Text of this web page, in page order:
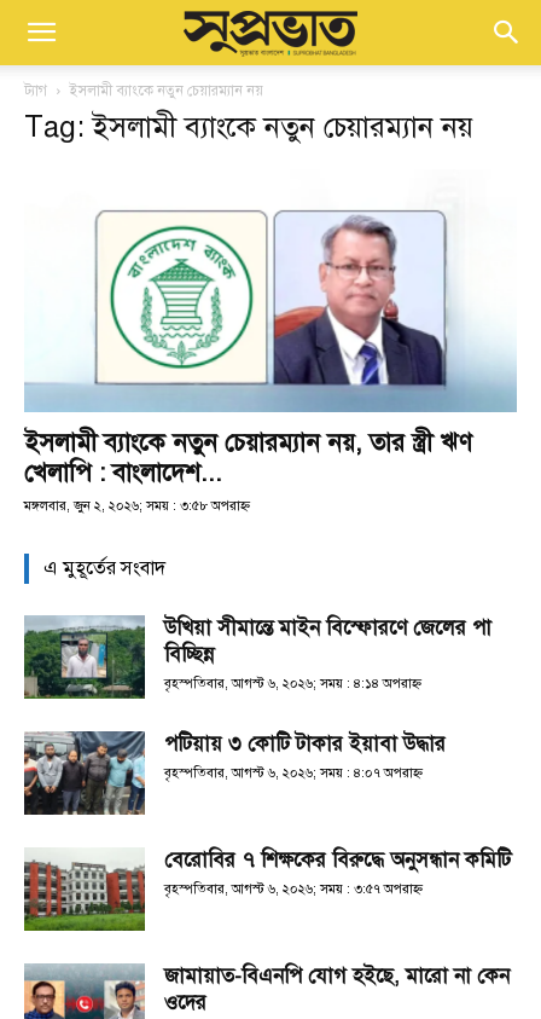
ট্যাগ ইসলামী ব্যাংকে নতুন চেয়ারম্যান নয়
Tag: ইসলামী ব্যাংকে নতুন চেয়ারম্যান নয়
ইসলামী ব্যাংকে নতুন চেয়ারম্যান নয়, তার স্ত্রী ঋণ
খেলাপি : বাংলাদেশ...
মঙ্গলবার, জুন ২, ২০২৬; সময় : ৩:৫৮ অপরাহ্ণ
এ মুহূর্তের সংবাদ
উখিয়া সীমান্তে মাইন বিস্ফোরণে জেলের পা
বিচ্ছিন্ন
বৃহস্পতিবার, আগস্ট ৬, ২০২৬; সময় : ৪:১৪ অপরাহ্ণ
পটিয়ায় ৩ কোটি টাকার ইয়াবা উদ্ধার
বৃহস্পতিবার, আগস্ট ৬, ২০২৬; সময় : ৪:০৭ অপরাহ্ণ
বেরোবির ৭ শিক্ষকের বিরুদ্ধে অনুসন্ধান কমিটি
বৃহস্পতিবার, আগস্ট ৬, ২০২৬; সময় : ৩:৫৭ অপরাহ্ণ
জামায়াত-বিএনপি যোগ হইছে, মারো না কেন
ওদের